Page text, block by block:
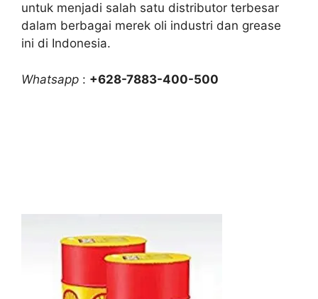
untuk menjadi salah satu distributor terbesar
dalam berbagai merek oli industri dan grease
ini di Indonesia.
Whatsapp : +628-7883-400-500